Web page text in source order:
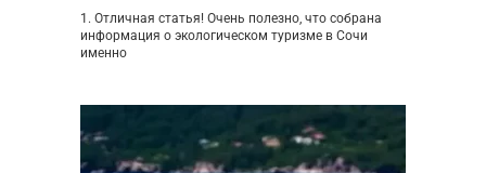
1. Отличная статья! Очень полезно, что собрана
информация о экологическом туризме в Сочи
именно